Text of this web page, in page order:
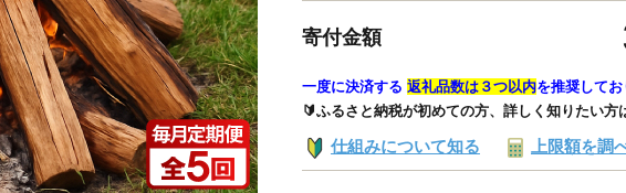
寄付金額
一度に決済する 返礼品数は３つ以内を推奨してお
🔰ふるさと納税が初めての方、詳しく知りたい方
仕組みについて知る 上限額を調